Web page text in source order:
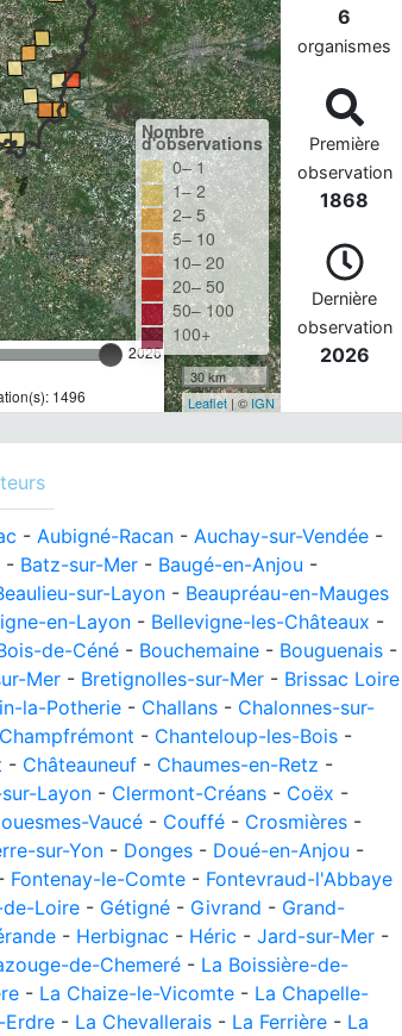
2026
1496
Nombre
d'observations
0– 1
1– 2
2– 5
5– 10
10– 20
20– 50
50– 100
100+
30 km
Leaflet| © IGN
6
organismes
Première
observation
1868
Dernière
observation
2026
- Aubigné-Racan - Auchay-sur-Vendée -
- Batz-sur-Mer - Baugé-en-Anjou -
sur-Layon - Beaupréau-en-Mauges
en-Layon - Bellevigne-les-Châteaux -
de-Céné - Bouchemaine - Bouguenais -
Mer - Bretignolles-sur-Mer - Brissac Loire
la-Potherie - Challans - Chalonnes-sur-
Champfrémont - Chanteloup-les-Bois -
- Châteauneuf - Chaumes-en-Retz -
Layon - Clermont-Créans - Coëx -
Vaucé - Couffé - Crosmières -
sur-Yon - Donges - Doué-en-Anjou -
Fontenay-le-Comte - Fontevraud-l'Abbaye
de-Loire - Gétigné - Givrand - Grand-
- Herbignac - Héric - Jard-sur-Mer -
de-Chemeré - La Boissière-de-
- La Chaize-le-Vicomte - La Chapelle-
Erdre - La Chevallerais - La Ferrière - La